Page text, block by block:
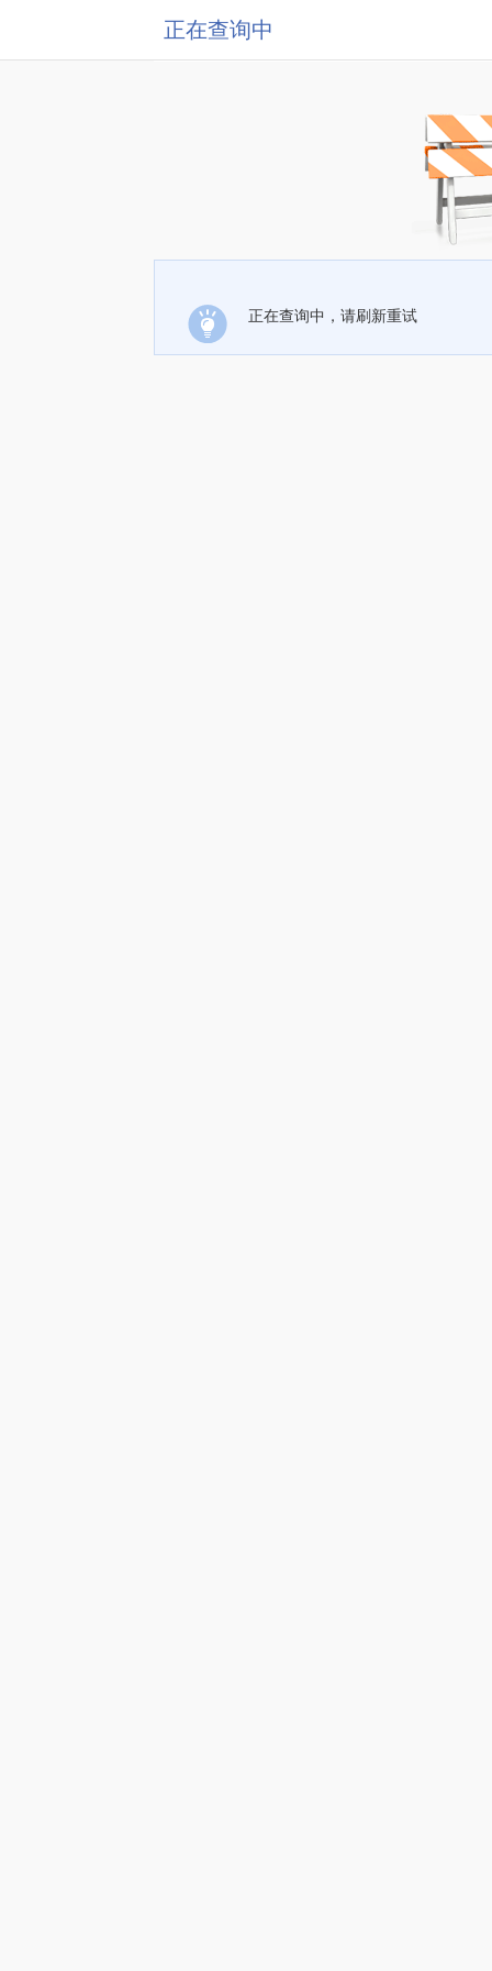
正在查询中
正在查询中，请刷新重试